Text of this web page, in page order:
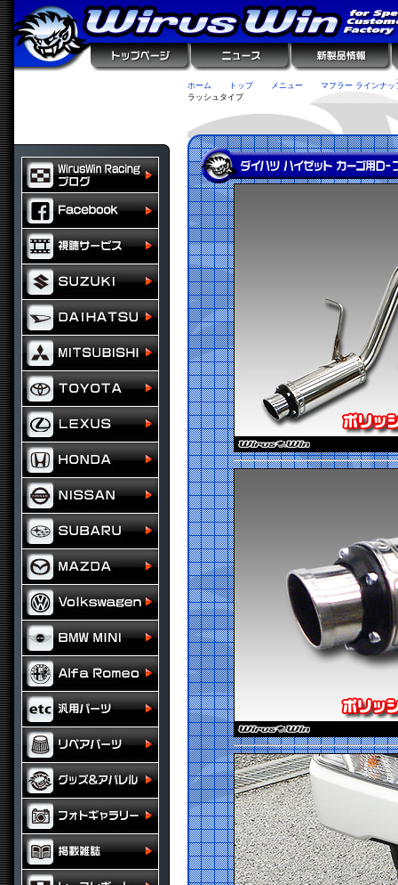
ホーム トップ メニュー
マフラー ラインナッ
ラッシュタイプ